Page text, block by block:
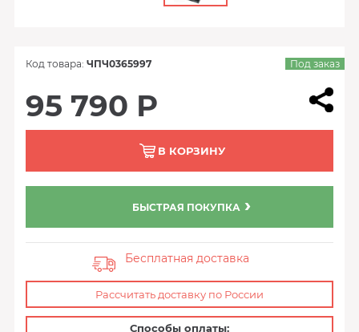
Код товара: ЧПЧ0365997 Под заказ
95 790 Р
В КОРЗИНУ
БЫСТРАЯ ПОКУПКА
Бесплатная доставка
Рассчитать доставку по России
Способы оплаты: